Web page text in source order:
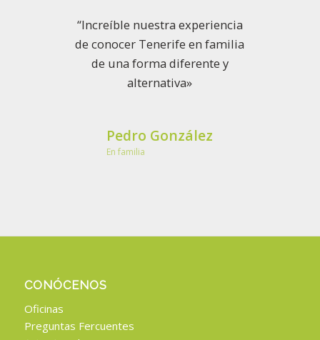
“Increíble nuestra experiencia
de conocer Tenerife en familia
de una forma diferente y
alternativa»
Pedro González
En familia
CONÓCENOS
Oficinas
Preguntas Fercuentes